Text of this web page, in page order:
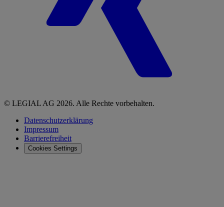
© LEGIAL AG 2026. Alle Rechte vorbehalten.
Datenschutzerklärung
Impressum
Barrierefreiheit
Cookies Settings